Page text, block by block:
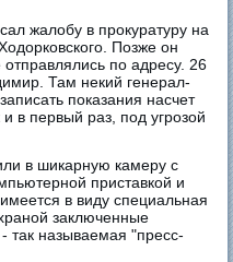
жалобу в прокуратуру на
Позже он
по адресу. 26
Там некий генерал-
показания насчет
в первый раз, под угрозой
в шикарную камеру с
приставкой и
в виду специальная
заключенные
так называемая "пресс-